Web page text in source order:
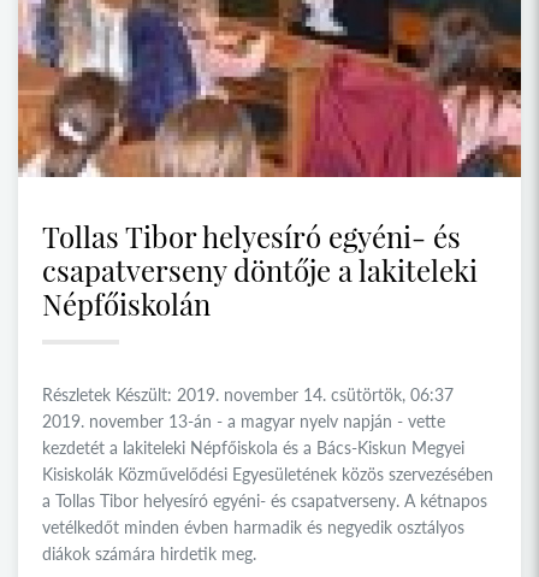
Tollas Tibor helyesíró egyéni- és
csapatverseny döntője a lakiteleki
Népfőiskolán
Részletek Készült: 2019. november 14. csütörtök, 06:37
2019. november 13-án - a magyar nyelv napján - vette
kezdetét a lakiteleki Népfőiskola és a Bács-Kiskun Megyei
Kisiskolák Közművelődési Egyesületének közös szervezésében
a Tollas Tibor helyesíró egyéni- és csapatverseny. A kétnapos
vetélkedőt minden évben harmadik és negyedik osztályos
diákok számára hirdetik meg.